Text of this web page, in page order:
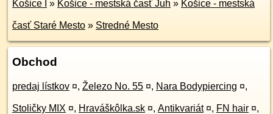
Košice I » Košice - mestská časť Juh » Košice - mestská
časť Staré Mesto » Stredné Mesto
Obchod
predaj lístkov ¤, Železo No. 55 ¤, Nara Bodypiercing ¤,
Stoličky MIX ¤, Hraváškôlka.sk ¤, Antikvariát ¤, FN hair ¤,